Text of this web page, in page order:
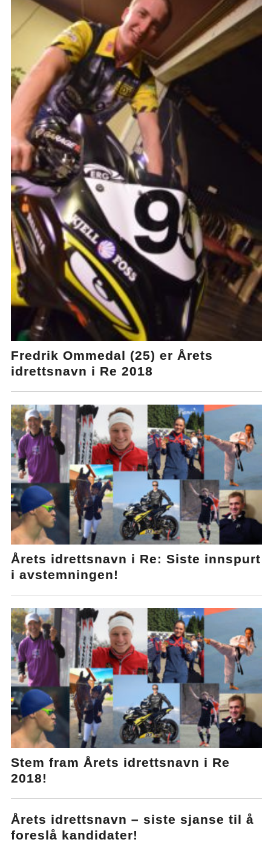
Fredrik Ommedal (25) er Årets
idrettsnavn i Re 2018
Årets idrettsnavn i Re: Siste innspurt
i avstemningen!
Stem fram Årets idrettsnavn i Re
2018!
Årets idrettsnavn – siste sjanse til å
foreslå kandidater!